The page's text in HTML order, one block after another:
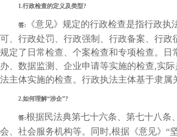
1.行政检查的定义及类型?
答:
《意见》规定的行政检查是指行政
可、行政处罚、行政强制、行政备案、行政
规定了日常检查、个案检查和专项检查。
办、数据监测、企业申请等实施的检查,实
法主体实施的检查。行政执法主体基于隶属
2.如何理解“涉企”?
答:根据民法典第七十六条、第七十八条
会、社会服务机构等。同时,根据《意见》“